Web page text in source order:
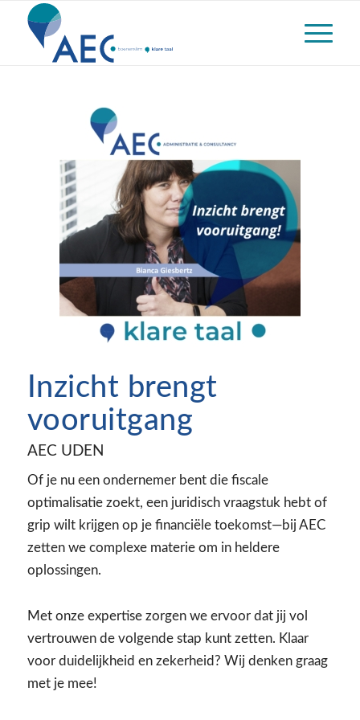
Inzicht brengt
vooruitgang
AEC UDEN
Of je nu een ondernemer bent die fiscale
optimalisatie zoekt, een juridisch vraagstuk hebt of
grip wilt krijgen op je financiële toekomst—bij AEC
zetten we complexe materie om in heldere
oplossingen.
Met onze expertise zorgen we ervoor dat jij vol
vertrouwen de volgende stap kunt zetten. Klaar
voor duidelijkheid en zekerheid? Wij denken graag
met je mee!